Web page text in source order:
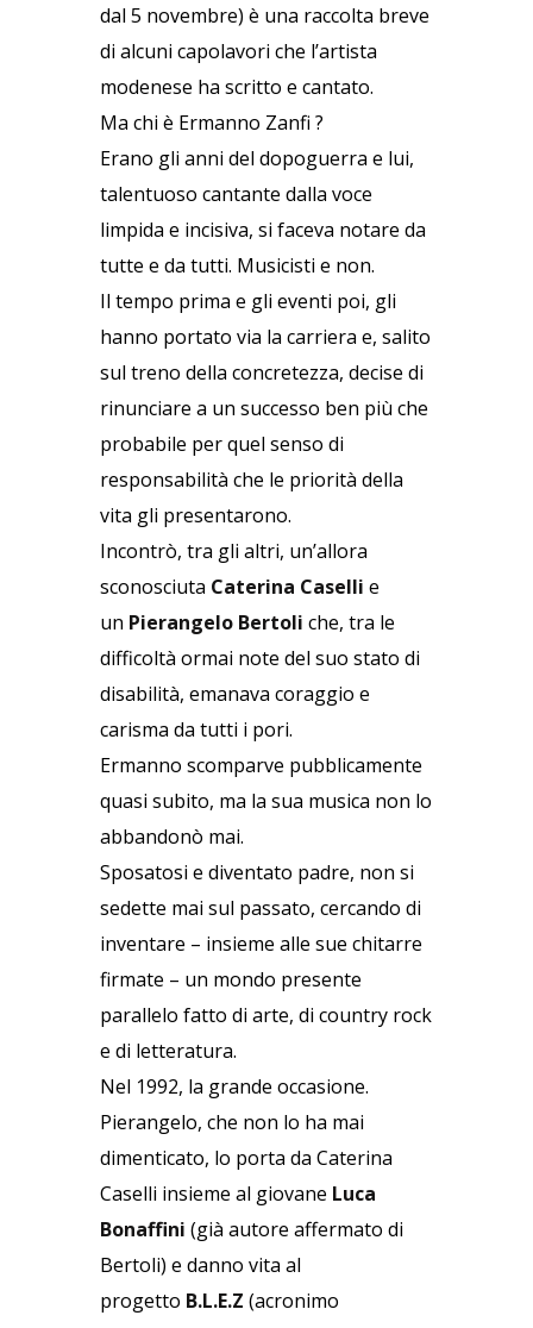
dal 5 novembre) è una raccolta breve
di alcuni capolavori che l’artista
modenese ha scritto e cantato.
Ma chi è Ermanno Zanfi ?
Erano gli anni del dopoguerra e lui,
talentuoso cantante dalla voce
limpida e incisiva, si faceva notare da
tutte e da tutti. Musicisti e non.
Il tempo prima e gli eventi poi, gli
hanno portato via la carriera e, salito
sul treno della concretezza, decise di
rinunciare a un successo ben più che
probabile per quel senso di
responsabilità che le priorità della
vita gli presentarono.
Incontrò, tra gli altri, un’allora
sconosciuta Caterina Caselli e
un Pierangelo Bertoli che, tra le
difficoltà ormai note del suo stato di
disabilità, emanava coraggio e
carisma da tutti i pori.
Ermanno scomparve pubblicamente
quasi subito, ma la sua musica non lo
abbandonò mai.
Sposatosi e diventato padre, non si
sedette mai sul passato, cercando di
inventare – insieme alle sue chitarre
firmate – un mondo presente
parallelo fatto di arte, di country rock
e di letteratura.
Nel 1992, la grande occasione.
Pierangelo, che non lo ha mai
dimenticato, lo porta da Caterina
Caselli insieme al giovane Luca
Bonaffini (già autore affermato di
Bertoli) e danno vita al
progetto B.L.E.Z (acronimo